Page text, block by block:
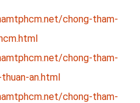
chong-tham-
chong-tham-
an.html
chong-tham-